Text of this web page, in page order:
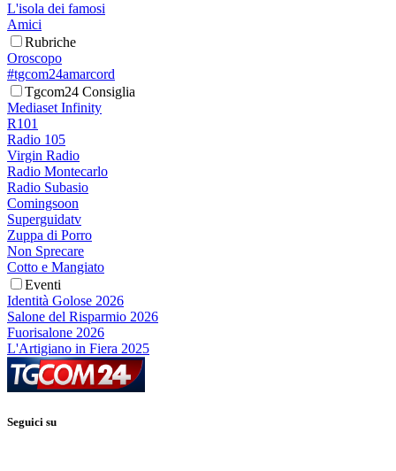
L'isola dei famosi
Amici
Rubriche
Oroscopo
#tgcom24amarcord
Tgcom24 Consiglia
Mediaset Infinity
R101
Radio 105
Virgin Radio
Radio Montecarlo
Radio Subasio
Comingsoon
Superguidatv
Zuppa di Porro
Non Sprecare
Cotto e Mangiato
Eventi
Identità Golose 2026
Salone del Risparmio 2026
Fuorisalone 2026
L'Artigiano in Fiera 2025
Seguici su